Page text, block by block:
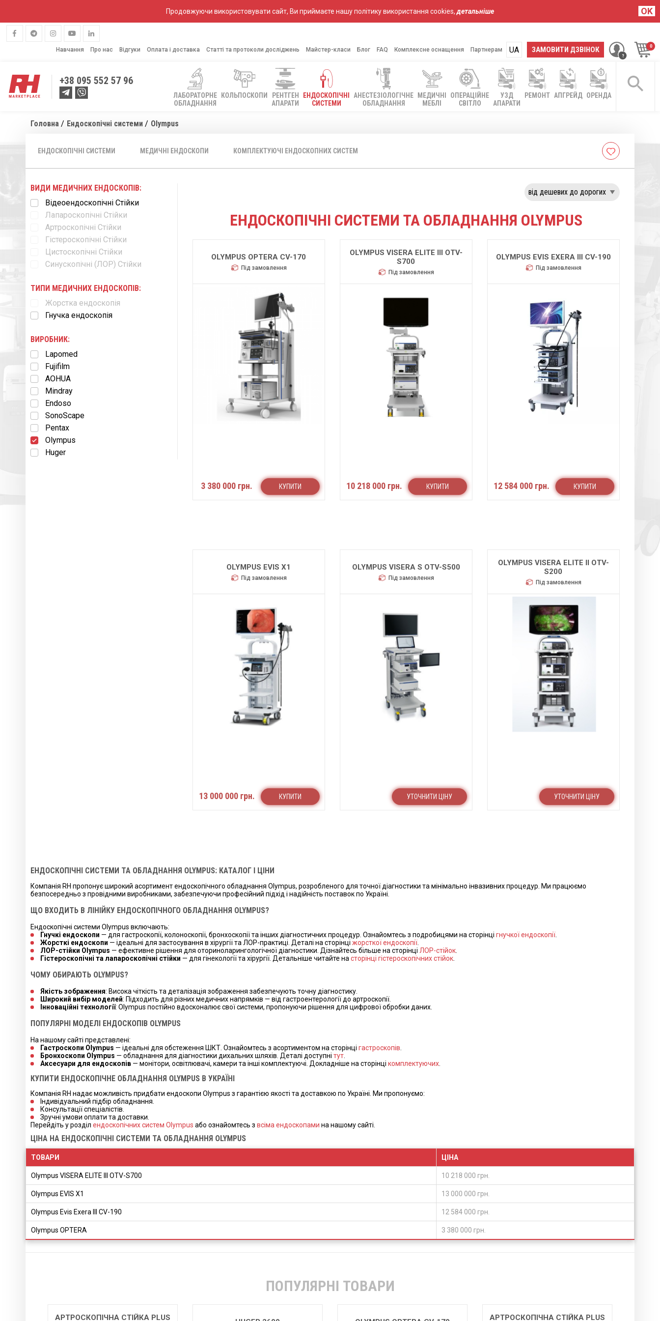
Продовжуючи використовувати сайт, Ви приймаєте нашу політику використання cookies,детальніше OK
Навчання Про нас Відгуки Оплата і доставка Статті та протоколи досліджень Майстер-класи Блог FAQ Комплексне оснащення Партнерам ЗАМОВИТИ ДЗВІНОК
UA
RU
+38 095 552 57 96
ЛАБОРАТОРНЕ
ОБЛАДНАННЯ
КОЛЬПОСКОПИ
РЕНТГЕН
АПАРАТИ
ЕНДОСКОПІЧНІ
СИСТЕМИ
АНЕСТЕЗІОЛОГІЧНЕ
ОБЛАДНАННЯ
МЕДИЧНІ
МЕБЛІ
ОПЕРАЦІЙНЕ
СВІТЛО
УЗД
АПАРАТИ
РЕМОНТ АПГРЕЙД ОРЕНДА
Головна Ендоскопічні системи Olympus
ЕНДОСКОПІЧНІ СИСТЕМИ МЕДИЧНІ ЕНДОСКОПИ
КОМПЛЕКТУЮЧІ ЕНДОСКОПНИХ СИСТЕМ
Cписок
ВИДИ МЕДИЧНИХ ЕНДОСКОПІВ:
Відеоендоскопічні Стійки
Лапароскопічні Стійки
Артроскопічні Стійки
Гістероскопічні Стійки
Цистоскопічні Стійки
Синускопічні (ЛОР) Стійки
ТИПИ МЕДИЧНИХ ЕНДОСКОПІВ:
Жорстка ендоскопія
Гнучка ендоскопія
ВИРОБНИК:
Lapomed
Fujifilm
AOHUA
Mindray
Endoso
SonoScape
Pentax
Olympus
Huger
ЕНДОСКОПІЧНІ СИСТЕМИ ТА ОБЛАДНАННЯ OLYMPUS
OLYMPUS OPTERA CV-170
Під замовлення
3 380 000 грн. КУПИТИ
OLYMPUS VISERA ELITE III OTV-
S700
Під замовлення
10 218 000 грн. КУПИТИ
OLYMPUS EVIS EXERA III CV-190
Під замовлення
12 584 000 грн. КУПИТИ
OLYMPUS EVIS X1
Під замовлення
13 000 000 грн. КУПИТИ
OLYMPUS VISERA S OTV-S500
Під замовлення
УТОЧНИТИ ЦІНУ
OLYMPUS VISERA ELITE II OTV-
S200
Під замовлення
УТОЧНИТИ ЦІНУ
ЕНДОСКОПІЧНІ СИСТЕМИ ТА ОБЛАДНАННЯ OLYMPUS: КАТАЛОГ І ЦІНИ
Компанія RH пропонує широкий асортимент ендоскопічного обладнання Olympus, розробленого для точної діагностики та мінімально інвазивних процедур. Ми працюємо
безпосередньо з провідними виробниками, забезпечуючи професійний підхід і надійність поставок по Україні.
ЩО ВХОДИТЬ В ЛІНІЙКУ ЕНДОСКОПІЧНОГО ОБЛАДНАННЯ OLYMPUS?
Ендоскопічні системи Olympus включають:
Гнучкі ендоскопи — для гастроскопії, колоноскопії, бронхоскопії та інших діагностичних процедур. Ознайомтесь з подробицями на сторінці гнучкої ендоскопії
Жорсткі ендоскопи — ідеальні для застосування в хірургії та ЛОР-практиці. Деталі на сторінці жорсткої ендоскопії
ЛОР-стійки Olympus — ефективне рішення для оториноларингологічної діагностики. Дізнайтесь більше на сторінці ЛОР-стійок
Гістероскопічні та лапароскопічні стійки — для гінекології та хірургії. Детальніше читайте на сторінці гістероскопічних стійок
ЧОМУ ОБИРАЮТЬ OLYMPUS?
Якість зображення: Висока чіткість та деталізація зображення забезпечують точну діагностику.
Широкий вибір моделей: Підходить для різних медичних напрямків — від гастроентерології до артроскопії.
Інноваційні технології: Olympus постійно вдосконалює свої системи, пропонуючи рішення для цифрової обробки даних.
ПОПУЛЯРНІ МОДЕЛІ ЕНДОСКОПІВ OLYMPUS
На нашому сайті представлені:
Гастроскопи Olympus — ідеальні для обстеження ШКТ. Ознайомтесь з асортиментом на сторінці гастроскопів
Бронхоскопи Olympus — обладнання для діагностики дихальних шляхів. Деталі доступні тут
Аксесуари для ендоскопів — монітори, освітлювачі, камери та інші комплектуючі. Докладніше на сторінці комплектуючих
КУПИТИ ЕНДОСКОПІЧНЕ ОБЛАДНАННЯ OLYMPUS В УКРАЇНІ
Компанія RH надає можливість придбати ендоскопи Olympus з гарантією якості та доставкою по Україні. Ми пропонуємо:
Індивідуальний підбір обладнання.
Консультації спеціалістів.
Зручні умови оплати та доставки.
Перейдіть у розділ ендоскопічних систем Olympus або ознайомтесь з всіма ендоскопами на нашому сайті.
ЦІНА НА ЕНДОСКОПІЧНІ СИСТЕМИ ТА ОБЛАДНАННЯ OLYMPUS
ТОВАРИ ЦІНА
Olympus VISERA ELITE III OTV-S700 10 218 000 грн.
Olympus EVIS X1 13 000 000 грн.
Olympus Evis Exera III CV-190 12 584 000 грн.
Olympus OPTERA 3 380 000 грн.
ПОПУЛЯРНІ ТОВАРИ
АРТРОСКОПІЧНА СТІЙКА PLUS